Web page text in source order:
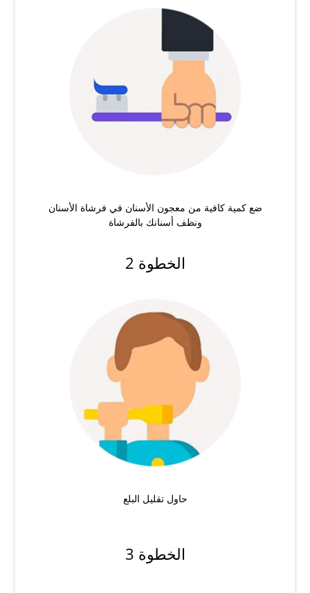
ضع كمية كافية من معجون الأسنان في فرشاة الأسنان
ونظف أسنانك بالفرشاة
الخطوة 2
حاول تقليل البلع
الخطوة 3